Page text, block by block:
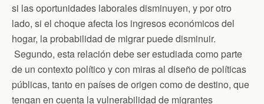
si las oportunidades laborales disminuyen, y por otro
lado, si el choque afecta los ingresos económicos del
hogar, la probabilidad de migrar puede disminuir.
Segundo, esta relación debe ser estudiada como parte
de un contexto político y con miras al diseño de políticas
públicas, tanto en países de origen como de destino, que
tengan en cuenta la vulnerabilidad de migrantes